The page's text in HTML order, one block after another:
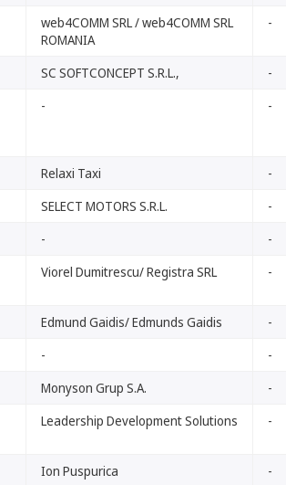
web4COMM SRL / web4COMM SRL
ROMANIA
-
SC SOFTCONCEPT S.R.L., -
- -
Relaxi Taxi -
SELECT MOTORS S.R.L. -
- -
Viorel Dumitrescu/ Registra SRL -
Edmund Gaidis/ Edmunds Gaidis -
- -
Monyson Grup S.A. -
Leadership Development Solutions -
Ion Puspurica -